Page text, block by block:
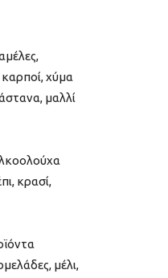
χύμα
μαλλί
κρασί,
μέλι,